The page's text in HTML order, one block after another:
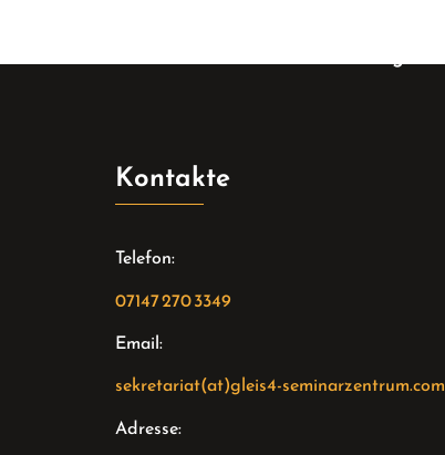
Kontakte
Telefon:
07147 270 3349
Email:
sekretariat(at)gleis4-seminarzentrum.com
Adresse: